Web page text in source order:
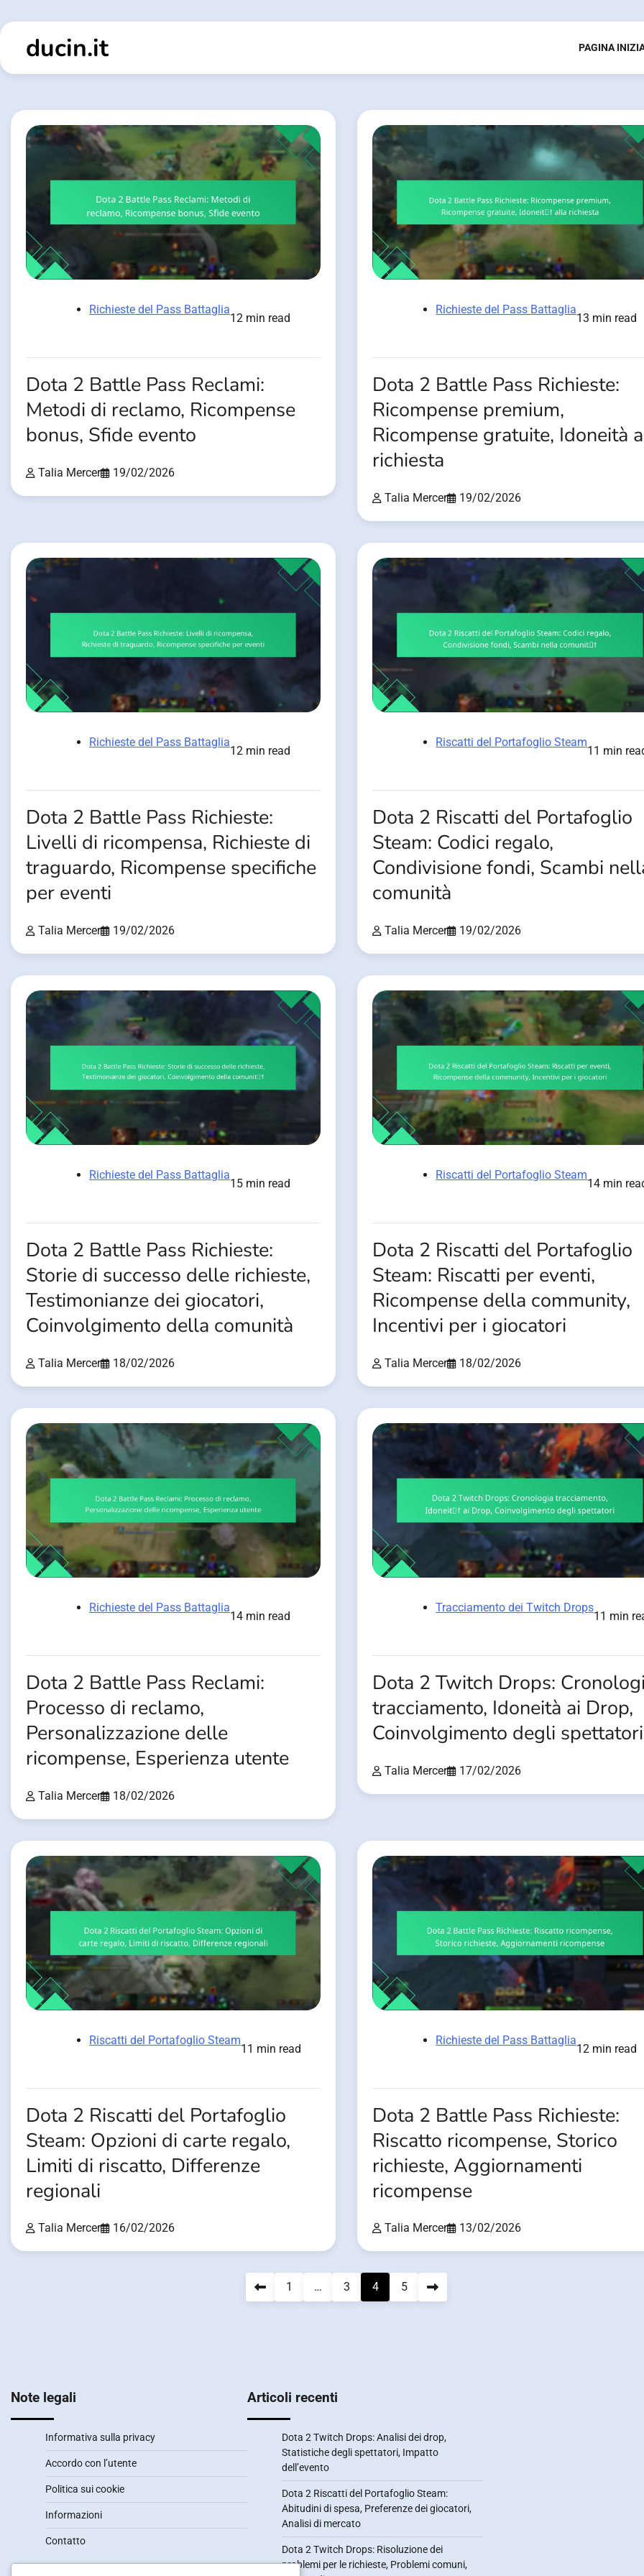
to
contentducin.it PAGINA
Richieste del Pass Battaglia
12 min read
Dota 2 Battle Pass Reclami:
Metodi di reclamo, Ricompense
bonus, Sfide evento
Talia Mercer 19/02/2026
Richieste del Pass Battaglia
13 min read
Dota 2 Battle Pass Richieste:
Ricompense premium,
Ricompense gratuite, Idoneità
richiesta
Talia Mercer 19/02/2026
Richieste del Pass Battaglia
12 min read
Dota 2 Battle Pass Richieste:
Livelli di ricompensa, Richieste di
traguardo, Ricompense specifiche
per eventi
Talia Mercer 19/02/2026
Riscatti del Portafoglio Steam
11 min
Dota 2 Riscatti del Portafoglio
Steam: Codici regalo,
Condivisione fondi, Scambi
comunità
Talia Mercer 19/02/2026
Richieste del Pass Battaglia
15 min read
Dota 2 Battle Pass Richieste:
Storie di successo delle richieste,
Testimonianze dei giocatori,
Coinvolgimento della comunità
Talia Mercer 18/02/2026
Riscatti del Portafoglio Steam
14 min
Dota 2 Riscatti del Portafoglio
Steam: Riscatti per eventi,
Ricompense della community,
Incentivi per i giocatori
Talia Mercer 18/02/2026
Richieste del Pass Battaglia
14 min read
Dota 2 Battle Pass Reclami:
Processo di reclamo,
Personalizzazione delle
ricompense, Esperienza utente
Talia Mercer 18/02/2026
Tracciamento dei Twitch Drops
11 min
Dota 2 Twitch Drops:
tracciamento, Idoneità ai Drop,
Coinvolgimento degli spettatori
Talia Mercer 17/02/2026
Riscatti del Portafoglio Steam
11 min read
Dota 2 Riscatti del Portafoglio
Steam: Opzioni di carte regalo,
Limiti di riscatto, Differenze
regionali
Talia Mercer 16/02/2026
Richieste del Pass Battaglia
12 min read
Dota 2 Battle Pass Richieste:
Riscatto ricompense, Storico
richieste, Aggiornamenti
ricompense
Talia Mercer 13/02/2026
1 … 3 4 5
Note legali
Informativa sulla privacy
Accordo con l’utente
Politica sui cookie
Informazioni
Contatto
Articoli recenti
Dota 2 Twitch Drops: Analisi dei drop,
Statistiche degli spettatori, Impatto
dell’evento
Dota 2 Riscatti del Portafoglio Steam:
Abitudini di spesa, Preferenze dei giocatori,
Analisi di mercato
Dota 2 Twitch Drops: Risoluzione dei
problemi per le richieste, Problemi comuni,